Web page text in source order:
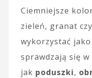
Ciemniejsze
zieleń, granat
wykorzystać
sprawdzają się
jak poduszki,